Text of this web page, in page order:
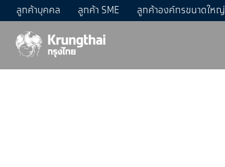
ลูกค้าบุคคล ลูกค้า SME ลูกค้าองค์กรขนาดใหญ่